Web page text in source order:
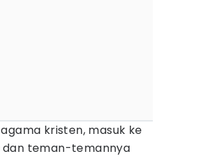
kristen, masuk ke
dan teman-temannya